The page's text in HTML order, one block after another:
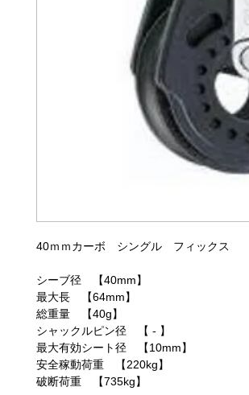
40ｍｍカーボ シングル フィックス
シーブ径 【40mm】
最大長 【64mm】
総重量 【40g】
シャックルピン径 【 - 】
最大有効シート径 【10mm】
安全稼動荷重 【220kg】
破断荷重 【735kg】